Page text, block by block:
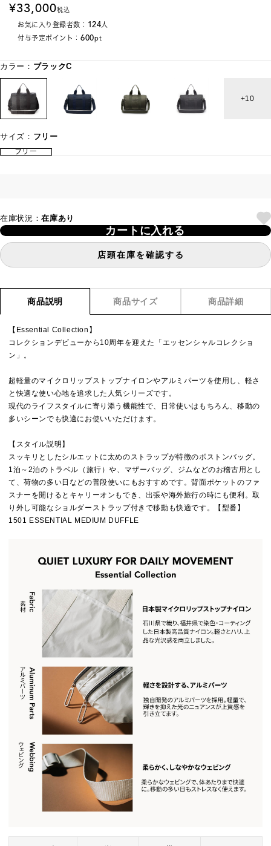
33,000税込
お気に入り登録者数： 124人
付与予定ポイント： 600pt
カラー： ブラックC
10
サイズ： フリー
フリー
在庫状況：在庫あり
カートに入れる
店頭在庫を確認する
商品説明 商品サイズ 商品詳細
【Essential Collection】
コレクションデビューから10周年を迎えた「エッセンシャルコレクショ
ン」。
超軽量のマイクロリップストップナイロンやアルミパーツを使用し、軽さ
と快適な使い心地を追求した人気シリーズです。
現代のライフスタイルに寄り添う機能性で、日常使いはもちろん、移動の
多いシーンでも快適にお使いいただけます。
【スタイル説明】
スッキリとしたシルエットに太めのストラップが特徴のボストンバッグ。
1泊～2泊のトラベル（旅行）や、マザーバッグ、ジムなどのお稽古用とし
て、荷物の多い日などの普段使いにもおすすめです。背面ポケットのファ
スナーを開けるとキャリーオンもでき、出張や海外旅行の時にも便利。取
り外し可能なショルダーストラップ付きで移動も快適です。【型番】
1501 ESSENTIAL MEDIUM DUFFLE